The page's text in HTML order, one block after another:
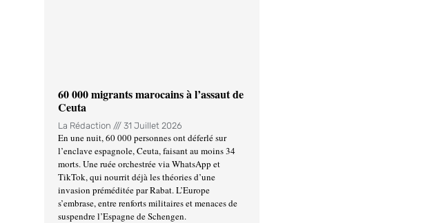
60 000 migrants marocains à l’assaut de
Ceuta
La Rédaction 31 Juillet 2026
En une nuit, 60 000 personnes ont déferlé sur
l’enclave espagnole, Ceuta, faisant au moins 34
morts. Une ruée orchestrée via WhatsApp et
TikTok, qui nourrit déjà les théories d’une
invasion préméditée par Rabat. L’Europe
s’embrase, entre renforts militaires et menaces de
suspendre l’Espagne de Schengen.